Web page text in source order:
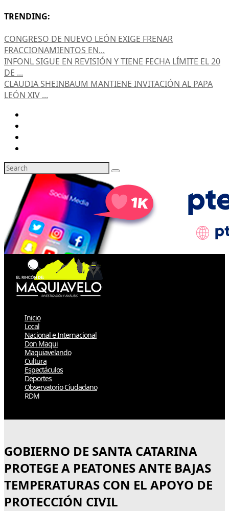
TRENDING:
CONGRESO DE NUEVO LEÓN EXIGE FRENAR
FRACCIONAMIENTOS EN...
INFONL SIGUE EN REVISIÓN Y TIENE FECHA LÍMITE EL 20
DE ...
CLAUDIA SHEINBAUM MANTIENE INVITACIÓN AL PAPA
LEÓN XIV ...
Inicio
Local
Nacional e Internacional
Don Maqui
Maquiavelando
Cultura
Espectáculos
Deportes
Observatorio Ciudadano
RDM
GOBIERNO DE SANTA CATARINA
PROTEGE A PEATONES ANTE BAJAS
TEMPERATURAS CON EL APOYO DE
PROTECCIÓN CIVIL